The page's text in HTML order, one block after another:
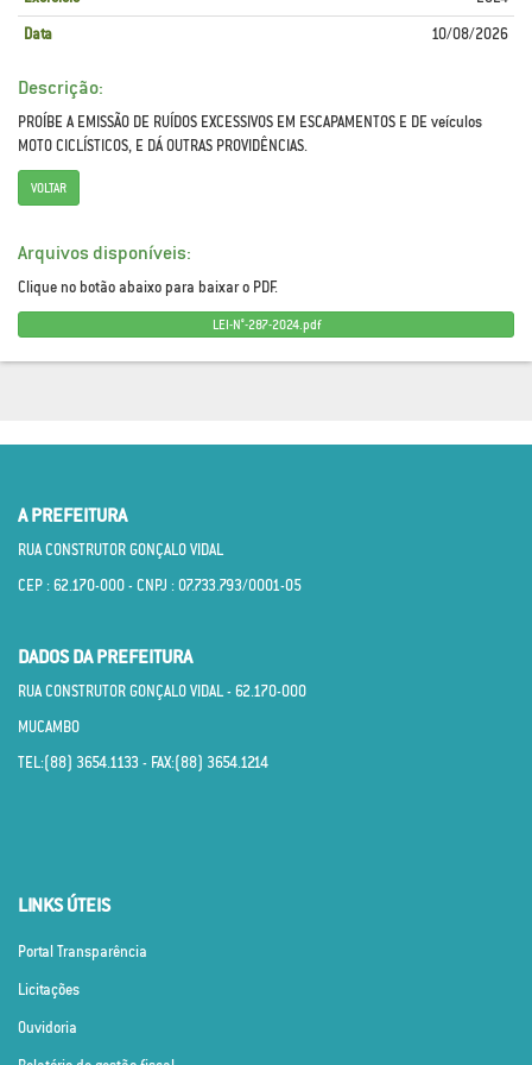
Data 10/08/2026
Descrição:
PROÍBE A EMISSÃO DE RUÍDOS EXCESSIVOS EM ESCAPAMENTOS E DE veículos
MOTO CICLÍSTICOS, E DÁ OUTRAS PROVIDÊNCIAS.
VOLTAR
Arquivos disponíveis:
Clique no botão abaixo para baixar o PDF.
LEI-N°-287-2024.pdf
A PREFEITURA
RUA CONSTRUTOR GONÇALO VIDAL
CEP : 62.170­-000 - CNPJ : 07.733.793/0001­-05
DADOS DA PREFEITURA
RUA CONSTRUTOR GONÇALO VIDAL - 62.170­-000
MUCAMBO
TEL:(88) 3654.1133 - FAX:(88) 3654.1214
LINKS ÚTEIS
Portal Transparência
Licitações
Ouvidoria